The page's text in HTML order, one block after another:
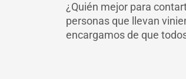
¿Quién mejor para
personas que llevan
encargamos de que